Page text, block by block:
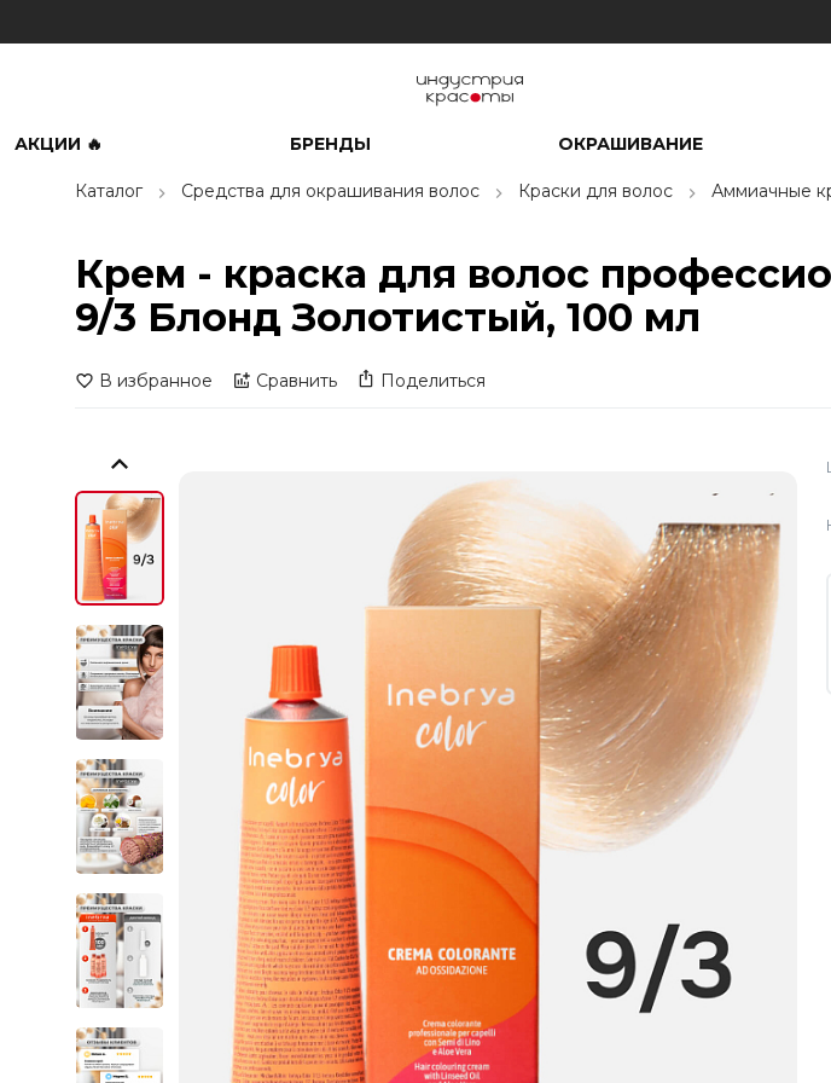
АКЦИИ 🔥 БРЕНДЫ ОКРАШИВАНИЕ
Каталог Средства для окрашивания волос Краски для волос Аммиачные
Крем - краска для волос
9/3 Блонд Золотистый, 100 мл
В избранное Сравнить Поделиться